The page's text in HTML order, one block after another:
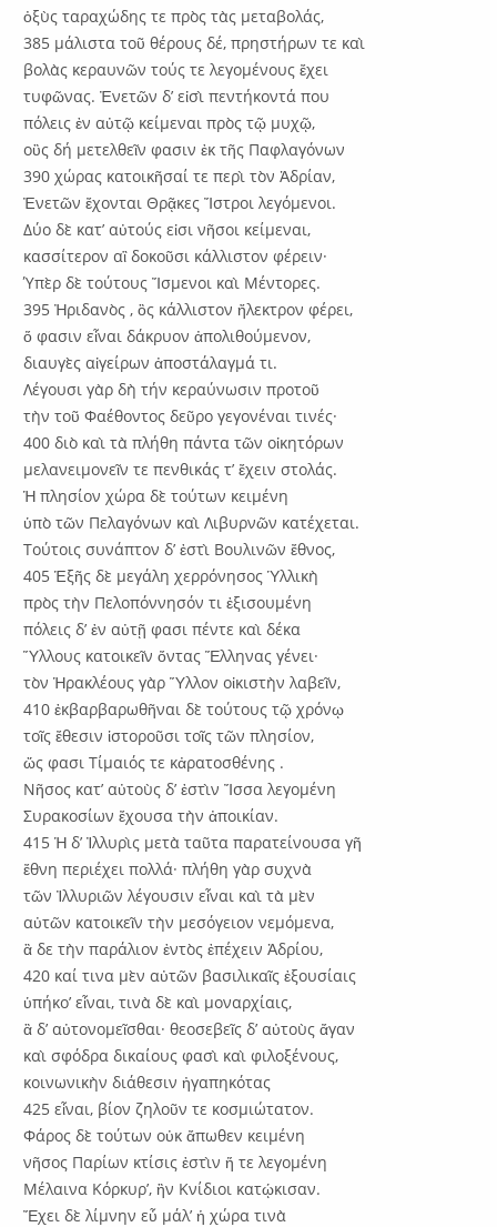
ὀξὺς ταραχώδης τε πρὸς τὰς μεταβολάς,
385 μάλιστα τοῦ θέρους δέ, πρηστήρων τε καὶ
βολὰς κεραυνῶν τούς τε λεγομένους ἔχει
τυφῶνας. Ἐνετῶν δ’ εἰσὶ πεντήκοντά που
πόλεις ἐν αὐτῷ κείμεναι πρὸς τῷ μυχῷ,
οὓς δή μετελθεῖν φασιν ἐκ τῆς Παφλαγόνων
390 χώρας κατοικῆσαί τε περὶ τὸν Ἀδρίαν,
Ἐνετῶν ἔχονται Θρᾷκες Ἴστροι λεγόμενοι.
Δύο δὲ κατ’ αὐτούς εἰσι νῆσοι κείμεναι,
κασσίτερον αἳ δοκοῦσι κάλλιστον φέρειν·
Ύπὲρ δὲ τούτους Ἴσμενοι καὶ Μέντορες.
395 Ἠριδανὸς , ὃς κάλλιστον ἤλεκτρον φέρει,
ὅ φασιν εἶναι δάκρυον ἀπολιθούμενον,
διαυγὲς αἰγείρων ἀποστάλαγμά τι.
Λέγουσι γὰρ δὴ τήν κεραύνωσιν προτοῦ
τὴν τοῦ Φαέθοντος δεῦρο γεγονέναι τινές·
400 διὸ καὶ τὰ πλήθη πάντα τῶν οἰκητόρων
μελανειμονεῖν τε πενθικάς τ’ ἔχειν στολάς.
Ἡ πλησίον χώρα δὲ τούτων κειμένη
ὑπὸ τῶν Πελαγόνων καὶ Λιβυρνῶν κατέχεται.
Τούτοις συνάπτον δ’ ἐστὶ Βουλινῶν ἔθνος,
405 Ἑξῆς δὲ μεγάλη χερρόνησος Ὑλλικὴ
πρὸς τὴν Πελοπόννησόν τι ἐξισουμένη
πόλεις δ’ ἐν αὐτῇ φασι πέντε καὶ δέκα
Ὕλλους κατοικεῖν ὄντας Ἕλληνας γένει·
τὸν Ἡρακλέους γὰρ Ὕλλον οἰκιστὴν λαβεῖν,
410 ἐκβαρβαρωθῆναι δὲ τούτους τῷ χρόνῳ
τοῖς ἔθεσιν ἱστοροῦσι τοῖς τῶν πλησίον,
ὥς φασι Τίμαιός τε κἀρατοσθένης .
Νῆσος κατ’ αὐτοὺς δ’ ἐστὶν Ἴσσα λεγομένη
Συρακοσίων ἔχουσα τὴν ἀποικίαν.
415 Ἡ δ’ Ἰλλυρὶς μετὰ ταῦτα παρατείνουσα γῆ
ἔθνη περιέχει πολλά· πλήθη γὰρ συχνὰ
τῶν Ἰλλυριῶν λέγουσιν εἶναι καὶ τὰ μὲν
αὐτῶν κατοικεῖν τὴν μεσόγειον νεμόμενα,
ἃ δε τὴν παράλιον ἐντὸς ἐπέχειν Ἀδρίου,
420 καί τινα μὲν αὐτῶν βασιλικαῖς ἐξουσίαις
ὑπήκο’ εἶναι, τινὰ δὲ καὶ μοναρχίαις,
ἃ δ’ αὐτονομεῖσθαι· θεοσεβεῖς δ’ αὐτοὺς ἄγαν
καὶ σφόδρα δικαίους φασὶ καὶ φιλοξένους,
κοινωνικὴν διάθεσιν ἠγαπηκότας
425 εἶναι, βίον ζηλοῦν τε κοσμιώτατον.
Φάρος δὲ τούτων οὐκ ἄπωθεν κειμένη
νῆσος Παρίων κτίσις ἐστὶν ἥ τε λεγομένη
Μέλαινα Κόρκυρ’, ἣν Κνίδιοι κατῴκισαν.
Ἔχει δὲ λίμνην εὖ μάλ’ ἡ χώρα τινὰ